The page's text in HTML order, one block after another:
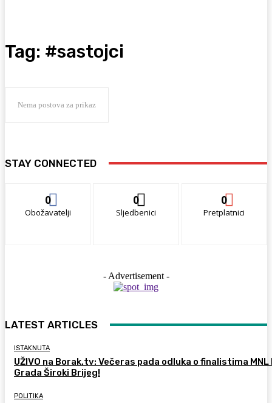
Tag: #sastojci
Nema postova za prikaz
STAY CONNECTED
0
Obožavatelji
0
Sljedbenici
0
Pretplatnici
- Advertisement -
LATEST ARTICLES
ISTAKNUTA
UŽIVO na Borak.tv: Večeras pada odluka o finalistima MNL
Grada Široki Brijeg!
POLITIKA